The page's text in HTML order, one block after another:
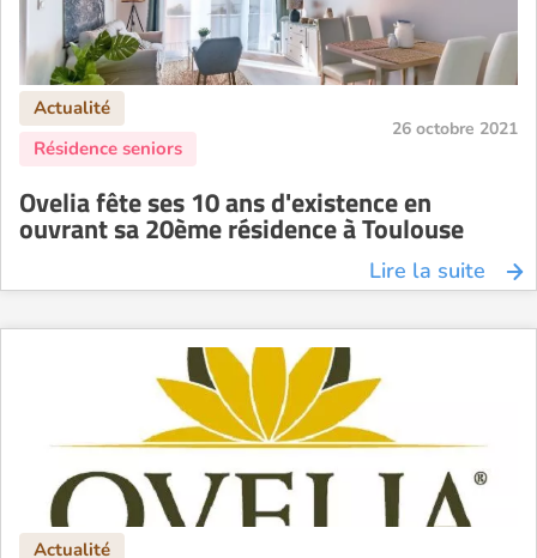
26 octobre 2021
Ovelia fête ses 10 ans d'existence en
ouvrant sa 20ème résidence à Toulouse
Lire la suite